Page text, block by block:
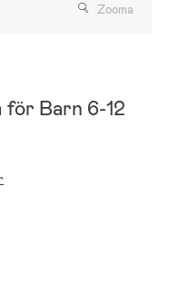
Zooma
Barn 6-12